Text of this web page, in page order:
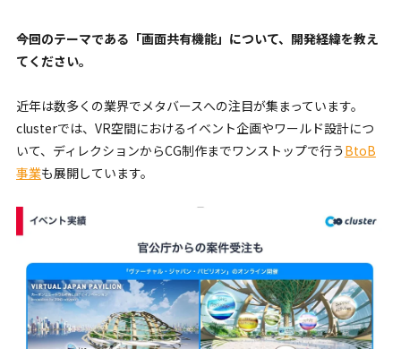
――今回のテーマである「画面共有機能」について、開発経緯を教え
てください。
近年は数多くの業界でメタバースへの注目が集まっています。
clusterでは、VR空間におけるイベント企画やワールド設計につ
いて、ディレクションからCG制作までワンストップで行うBtoB
事業も展開しています。